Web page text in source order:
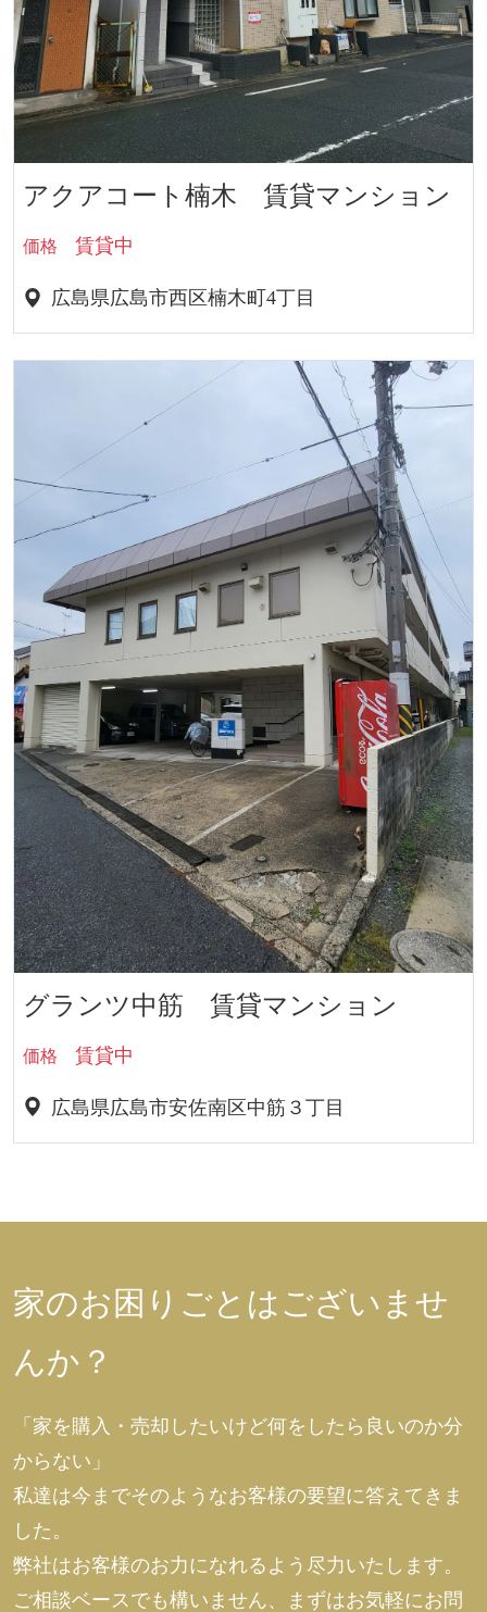
アクアコート楠木 賃貸マンション
価格 賃貸中
広島県広島市西区楠木町4丁目
グランツ中筋 賃貸マンション
価格 賃貸中
広島県広島市安佐南区中筋３丁目
家のお困りごとはございませ
んか？
「家を購入・売却したいけど何をしたら良いのか分
からない」
私達は今までそのようなお客様の要望に答えてきま
した。
弊社はお客様のお力になれるよう尽力いたします。
ご相談ベースでも構いません、まずはお気軽にお問